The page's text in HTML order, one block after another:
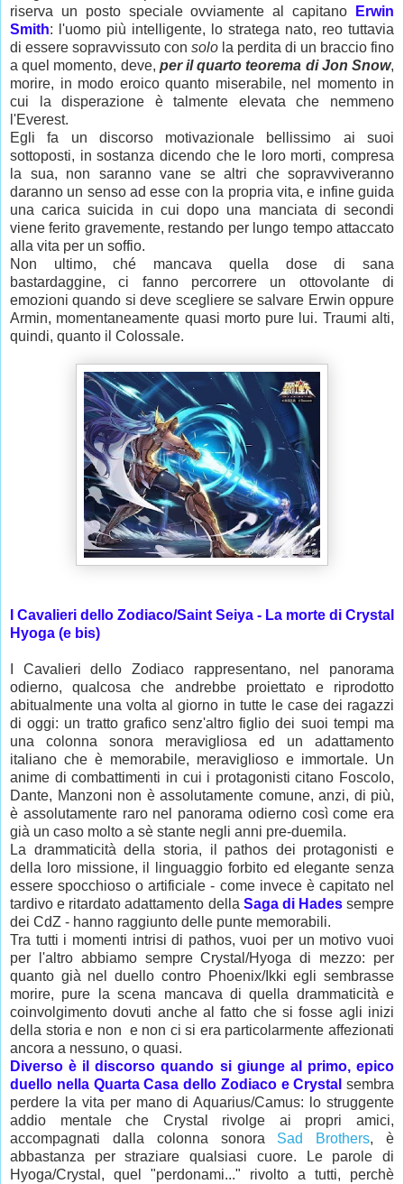
riserva un posto speciale ovviamente al capitano
Erwin
Smith: l'uomo più intelligente, lo stratega nato, reo tuttavia
di essere sopravvissuto con solo la perdita di un braccio fino
a quel momento, deve, per il quarto teorema di Jon Snow,
morire, in modo eroico quanto miserabile, nel momento in
cui la disperazione è talmente elevata che nemmeno
l'Everest.
Egli fa un discorso motivazionale bellissimo ai suoi
sottoposti, in sostanza dicendo che le loro morti, compresa
la sua, non saranno vane se altri che sopravviveranno
daranno un senso ad esse con la propria vita, e infine guida
una carica suicida in cui dopo una manciata di secondi
viene ferito gravemente, restando per lungo tempo attaccato
alla vita per un soffio.
Non ultimo, ché mancava quella dose di sana
bastardaggine, ci fanno percorrere un ottovolante di
emozioni quando si deve scegliere se salvare Erwin oppure
Armin, momentaneamente quasi morto pure lui. Traumi alti,
quindi, quanto il Colossale.
I Cavalieri dello Zodiaco/Saint Seiya - La morte di Crystal
Hyoga (e bis)
I Cavalieri dello Zodiaco rappresentano, nel panorama
odierno, qualcosa che andrebbe proiettato e riprodotto
abitualmente una volta al giorno in tutte le case dei ragazzi
di oggi: un tratto grafico senz'altro figlio dei suoi tempi ma
una colonna sonora meravigliosa ed un adattamento
italiano che è memorabile, meraviglioso e immortale. Un
anime di combattimenti in cui i protagonisti citano Foscolo,
Dante, Manzoni non è assolutamente comune, anzi, di più,
è assolutamente raro nel panorama odierno così come era
già un caso molto a sè stante negli anni pre-duemila.
La drammaticità della storia, il pathos dei protagonisti e
della loro missione, il linguaggio forbito ed elegante senza
essere spocchioso o artificiale - come invece è capitato nel
tardivo e ritardato adattamento della Saga di Hadessempre
dei CdZ - hanno raggiunto delle punte memorabili.
Tra tutti i momenti intrisi di pathos, vuoi per un motivo vuoi
per l'altro abbiamo sempre Crystal/Hyoga di mezzo: per
quanto già nel duello contro Phoenix/Ikki egli sembrasse
morire, pure la scena mancava di quella drammaticità e
coinvolgimento dovuti anche al fatto che si fosse agli inizi
della storia e non e non ci si era particolarmente affezionati
ancora a nessuno, o quasi.
Diverso è il discorso quando si giunge al primo, epico
duello nella Quarta Casa dello Zodiaco e Crystal sembra
perdere la vita per mano di Aquarius/Camus: lo struggente
addio mentale che Crystal rivolge ai propri amici,
accompagnati dalla colonna sonora Sad Brothers, è
abbastanza per straziare qualsiasi cuore. Le parole di
Hyoga/Crystal, quel "perdonami..." rivolto a tutti, perchè